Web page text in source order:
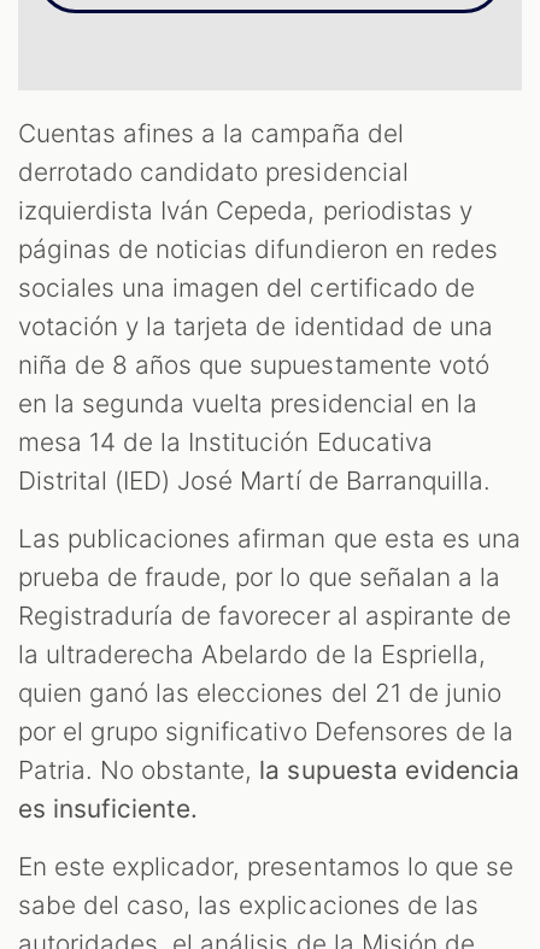
Cuentas afines a la campaña del
derrotado candidato presidencial
izquierdista Iván Cepeda, periodistas y
páginas de noticias difundieron en redes
sociales una imagen del certificado de
votación y la tarjeta de identidad de una
niña de 8 años que supuestamente votó
en la segunda vuelta presidencial en la
mesa 14 de la Institución Educativa
Distrital (IED) José Martí de Barranquilla.
Las publicaciones afirman que esta es una
prueba de fraude, por lo que señalan a la
Registraduría de favorecer al aspirante de
la ultraderecha Abelardo de la Espriella,
quien ganó las elecciones del 21 de junio
por el grupo significativo Defensores de la
Patria. No obstante, la supuesta evidencia
es insuficiente.
En este explicador, presentamos lo que se
sabe del caso, las explicaciones de las